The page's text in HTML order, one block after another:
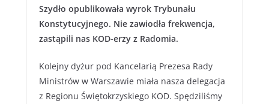
Szydło opublikowała wyrok Trybunału
Konstytucyjnego. Nie zawiodła frekwencja,
zastąpili nas KOD-erzy z Radomia.
Kolejny dyżur pod Kancelarią Prezesa Rady
Ministrów w Warszawie miała nasza delegacja
z Regionu Świętokrzyskiego KOD. Spędziliśmy